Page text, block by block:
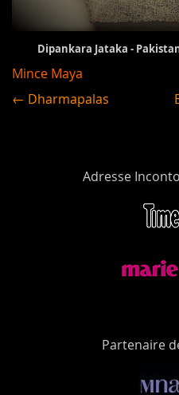
Dipankara Jataka -
Mince Maya
← Dharmapalas
Adresse
Partenaire